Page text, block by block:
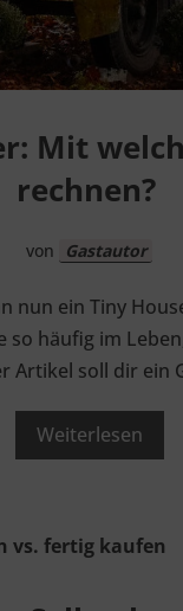
Mit
rechnen?
von Gastautor
nun ein Tiny
so häufig im
Artikel soll dir ein
Weiterlesen